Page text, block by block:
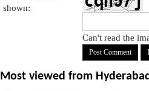
shown:
Can't read the
Most viewed from